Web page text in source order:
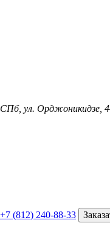
СПб, ул. Орджоникидзе,
+7 (812) 240-88-33